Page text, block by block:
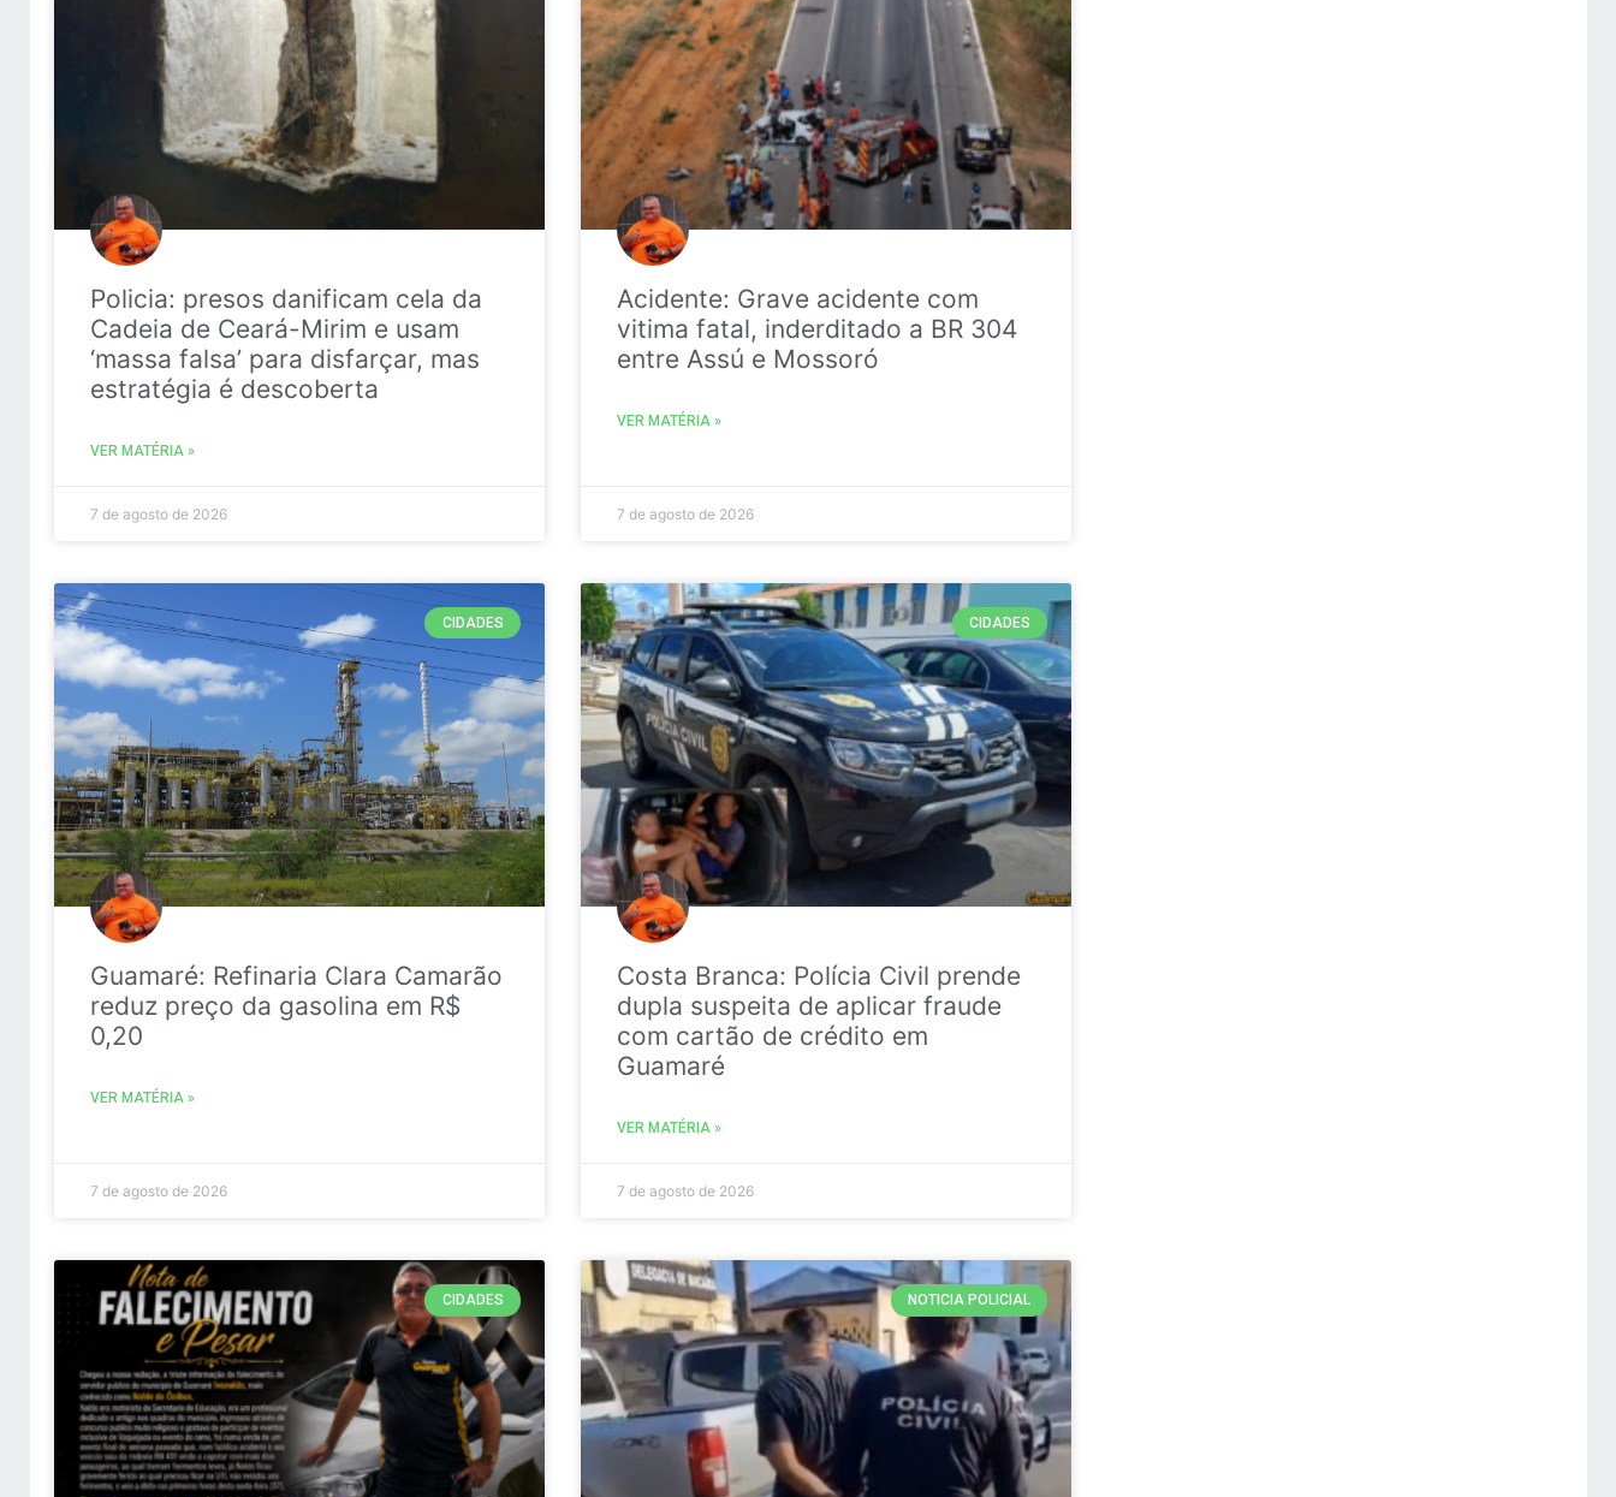
Policia: presos danificam cela da
Cadeia de Ceará-Mirim e usam
‘massa falsa’ para disfarçar, mas
estratégia é descoberta
VER MATÉRIA »
7 de agosto de 2026
Acidente: Grave acidente com
vitima fatal, inderditado a BR 304
entre Assú e Mossoró
VER MATÉRIA »
7 de agosto de 2026
CIDADES
Guamaré: Refinaria Clara Camarão
reduz preço da gasolina em R$
0,20
VER MATÉRIA »
7 de agosto de 2026
CIDADES
Costa Branca: Polícia Civil prende
dupla suspeita de aplicar fraude
com cartão de crédito em
Guamaré
VER MATÉRIA »
7 de agosto de 2026
CIDADES NOTICIA POLICIAL